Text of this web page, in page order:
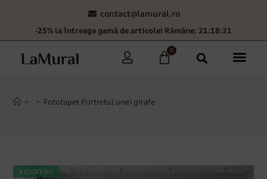
contact@lamural.ro
-25% la întreaga gamă de articole! Rămâne: 21:18:20
0
> > Fototapet Portretul unei girafe
REDUCERI!